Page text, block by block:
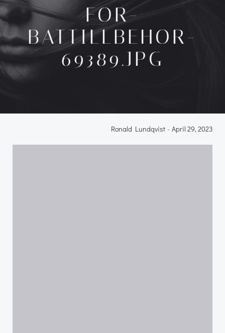
FOR-
BATTILLBEHOR-
69389.JPG
Ronald Lundqvist - April 29, 2023